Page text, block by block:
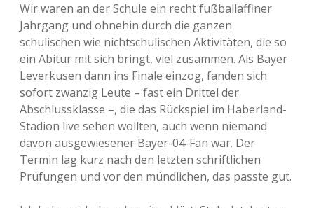
Wir waren an der Schule ein recht fußballaffiner
Jahrgang und ohnehin durch die ganzen
schulischen wie nichtschulischen Aktivitäten, die so
ein Abitur mit sich bringt, viel zusammen. Als Bayer
Leverkusen dann ins Finale einzog, fanden sich
sofort zwanzig Leute – fast ein Drittel der
Abschlussklasse –, die das Rückspiel im Haberland-
Stadion live sehen wollten, auch wenn niemand
davon ausgewiesener Bayer-04-Fan war. Der
Termin lag kurz nach den letzten schriftlichen
Prüfungen und vor den mündlichen, das passte gut.